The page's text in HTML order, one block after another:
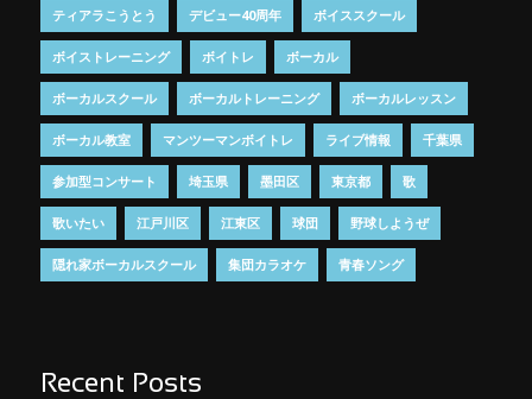
ティアラこうとう デビュー40周年 ボイススクール
ボイストレーニング ボイトレ ボーカル
ボーカルスクール ボーカルトレーニング ボーカルレッスン
ボーカル教室 マンツーマンボイトレ ライブ情報 千葉県
参加型コンサート 埼玉県 墨田区 東京都 歌
歌いたい 江戸川区 江東区 球団 野球しようぜ
隠れ家ボーカルスクール 集団カラオケ 青春ソング
Recent Posts